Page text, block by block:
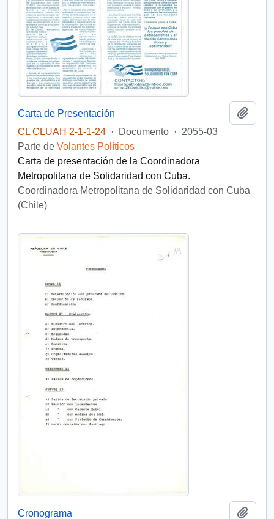
Carta de Presentación
CL CLUAH 2-1-1-24 · Documento · 2055-03
Parte de Volantes Políticos
Carta de presentación de la Coordinadora
Metropolitana de Solidaridad con Cuba.
Coordinadora Metropolitana de Solidaridad con Cuba
(Chile)
Cronograma